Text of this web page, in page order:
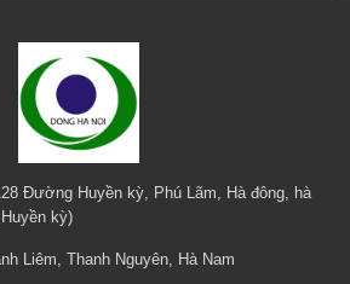
Đường Huyền kỳ, Phú Lãm, Hà đông, hà
kỳ)
Liêm, Thanh Nguyên, Hà Nam